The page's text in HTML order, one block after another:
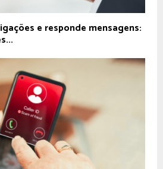
e responde mensagens: